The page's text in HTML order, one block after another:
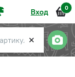
Вход 0
✕